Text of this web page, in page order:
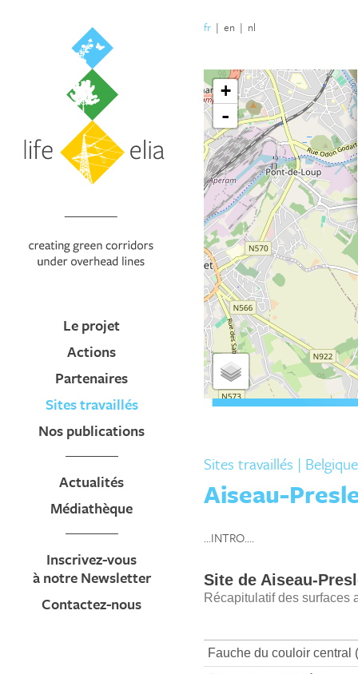
Le projet
Actions
Partenaires
Sites travaillés
Nos publications
Actualités
Médiathèque
Inscrivez-vous
à notre Newsletter
Contactez-nous
fr | en | nl
Sites travaillés | Belgique
Aiseau-
...INTRO....